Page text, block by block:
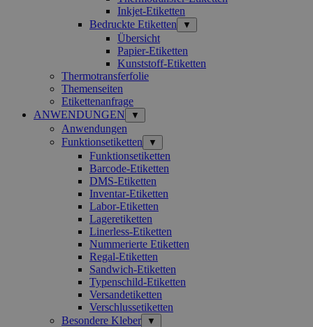
Inkjet-Etiketten
Bedruckte Etiketten
▼
Übersicht
Papier-Etiketten
Kunststoff-Etiketten
Thermotransferfolie
Themenseiten
Etikettenanfrage
ANWENDUNGEN
▼
Anwendungen
Funktionsetiketten
▼
Funktionsetiketten
Barcode-Etiketten
DMS-Etiketten
Inventar-Etiketten
Labor-Etiketten
Lageretiketten
Linerless-Etiketten
Nummerierte Etiketten
Regal-Etiketten
Sandwich-Etiketten
Typenschild-Etiketten
Versandetiketten
Verschlussetiketten
Besondere Kleber
▼